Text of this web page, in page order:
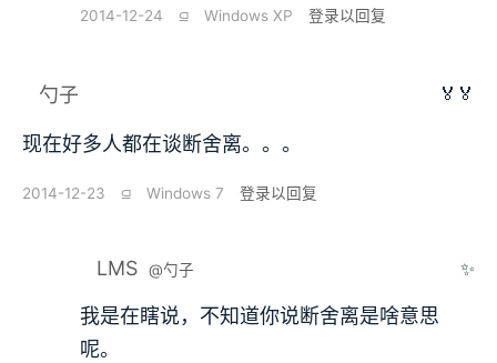
2014-12-24 ⫑ Windows XP 登录以回复
勺子 🏅🏅
现在好多人都在谈断舍离。。。
2014-12-23 ⫑ Windows 7 登录以回复
LMS @勺子 ✨
我是在瞎说，不知道你说断舍离是啥意思
呢。